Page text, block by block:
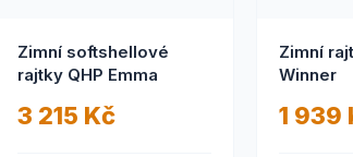
Zimní softshellové
rajtky QHP Emma
3 215 Kč
Zimní
Winner
1 939